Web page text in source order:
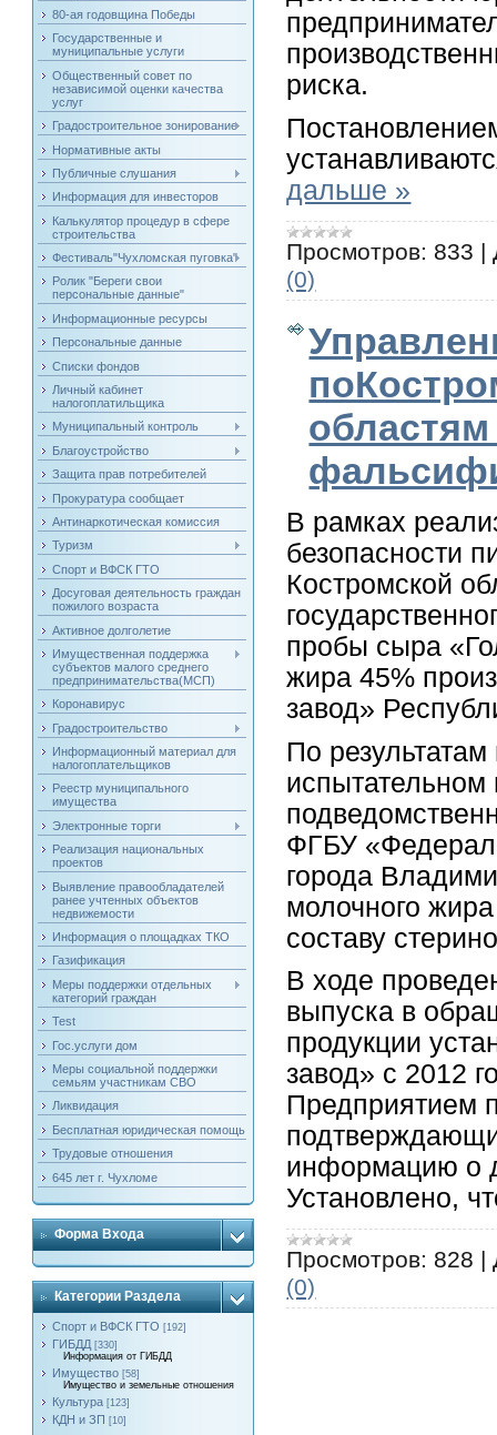
80-ая годовщина Победы
Государственные и
муниципальные услуги
Общественный совет по
независимой оценки качества
услуг
Градостроительное зонирование
Нормативные акты
Публичные слушания
Информация для инвесторов
Калькулятор процедур в сфере
строительства
Фестиваль"Чухломская пуговка"
Ролик "Береги свои
персональные данные"
Информационные ресурсы
Персональные данные
Списки фондов
Личный кабинет
налогоплатильщика
Муниципальный контроль
Благоустройство
Защита прав потребителей
Прокуратура сообщает
Антинаркотическая комиссия
Туризм
Спорт и ВФСК ГТО
Досуговая деятельность граждан
пожилого возраста
Активное долголетие
Имущественная поддержка
субъектов малого среднего
предпринимательства(МСП)
Коронавирус
Градостроительство
Информационный материал для
налогоплательщиков
Реестр муниципального
имущества
Электронные торги
Реализация национальных
проектов
Выявление правообладателей
ранее учтенных объектов
недвижемости
Информация о площадках ТКО
Газификация
Меры поддержки отдельных
категорий граждан
Test
Гос.услуги дом
Меры социальной поддержки
семьям участникам СВО
Ликвидация
Бесплатная юридическая помощь
Трудовые отношения
645 лет г. Чухломе
Форма Входа
Категории Раздела
Спорт и ВФСК ГТО [192]
ГИБДД [330]
Информация от ГИБДД
Имущество [58]
Имущество и земельные отношения
Культура [123]
КДН и ЗП [10]
риска.
дальше »
Просмотров: 833 |
(0)
В рамках
безопасности
Костромской
пробы сыра
жира 45%
завод»
По
испытательном
ФГБУ
города
молочного
составу
В ходе
выпуска в
продукции
завод» с 2012
Предприятием
информацию о
Установлено,
Просмотров: 828 |
(0)